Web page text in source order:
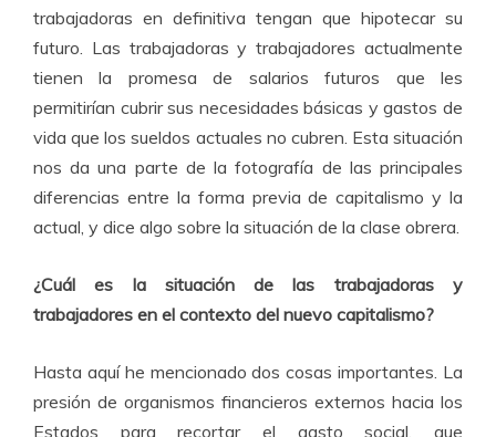
trabajadoras en definitiva tengan que hipotecar su
futuro. Las trabajadoras y trabajadores actualmente
tienen la promesa de salarios futuros que les
permitirían cubrir sus necesidades básicas y gastos de
vida que los sueldos actuales no cubren. Esta situación
nos da una parte de la fotografía de las principales
diferencias entre la forma previa de capitalismo y la
actual, y dice algo sobre la situación de la clase obrera.
¿Cuál es la situación de las trabajadoras y
trabajadores en el contexto del nuevo capitalismo?
Hasta aquí he mencionado dos cosas importantes. La
presión de organismos financieros externos hacia los
Estados para recortar el gasto social, que